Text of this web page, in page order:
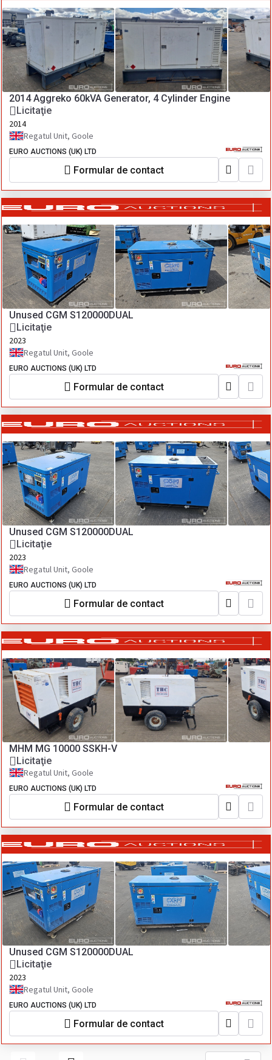
2014 Aggreko 60kVA Generator, 4 Cylinder Engine
Licitaţie
2014
Regatul Unit, Goole
EURO AUCTIONS (UK) LTD
Formular de contact
Unused CGM S120000DUAL
Licitaţie
2023
Regatul Unit, Goole
EURO AUCTIONS (UK) LTD
Formular de contact
Unused CGM S120000DUAL
Licitaţie
2023
Regatul Unit, Goole
EURO AUCTIONS (UK) LTD
Formular de contact
MHM MG 10000 SSKH-V
Licitaţie
Regatul Unit, Goole
EURO AUCTIONS (UK) LTD
Formular de contact
Unused CGM S120000DUAL
Licitaţie
2023
Regatul Unit, Goole
EURO AUCTIONS (UK) LTD
Formular de contact